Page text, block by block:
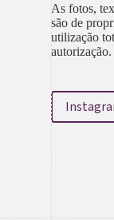
As fotos,
são de
utilização
autorização.